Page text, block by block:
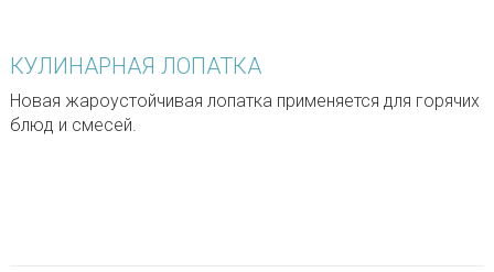
КУЛИНАРНАЯ ЛОПАТКА
Новая жароустойчивая лопатка применяется для горячих
блюд и смесей.